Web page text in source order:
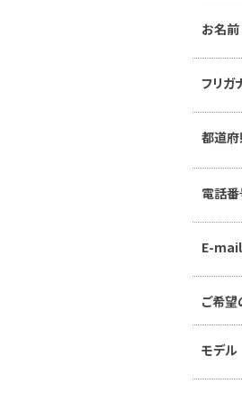
お名前
フリガ
都道
電話番
E-mail
ご希
モデル